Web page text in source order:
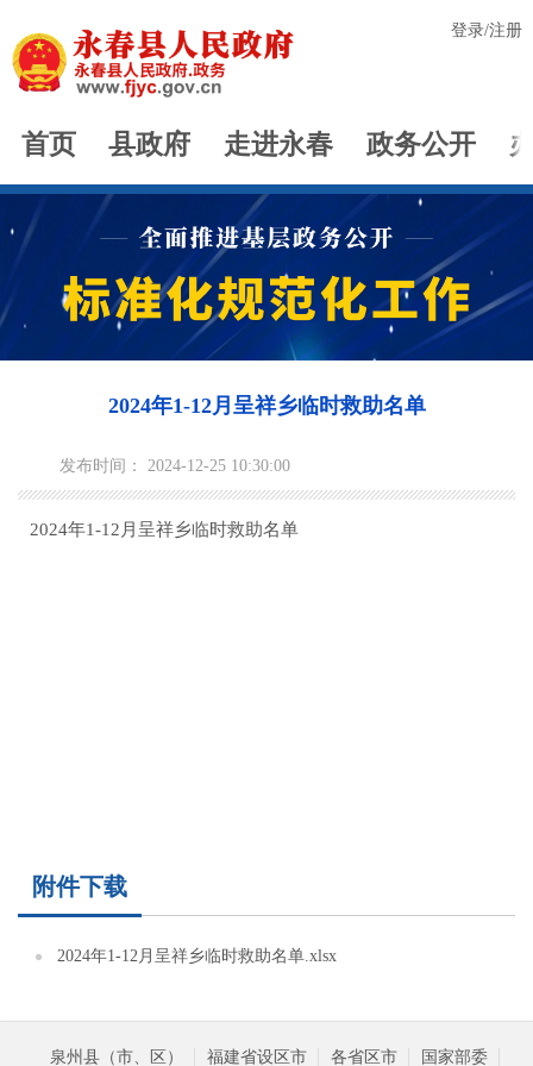
登录/注册
首页 县政府 走进永春 政务公开
2024年1-12月呈祥乡临时救助名单
发布时间： 2024-12-25 10:30:00
2024年1-12月呈祥乡临时救助名单
附件下载
2024年1-12月呈祥乡临时救助名单.xlsx
泉州县（市、区） 福建省设区市 各省区市 国家部委